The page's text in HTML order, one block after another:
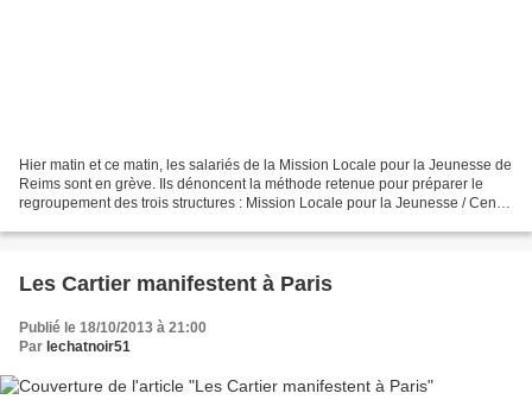
Hier matin et ce matin, les salariés de la Mission Locale pour la Jeunesse de
Reims sont en grève. Ils dénoncent la méthode retenue pour préparer le
regroupement des trois structures : Mission Locale pour la Jeunesse / Centre
Les Cartier manifestent à Paris
Publié le 18/10/2013 à 21:00
Par lechatnoir51